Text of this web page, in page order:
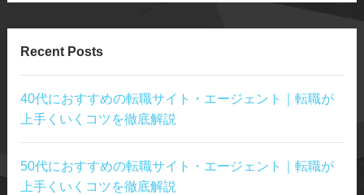
Recent Posts
40代におすすめの転職サイト・エージェント｜転職が
上手くいくコツを徹底解説
50代におすすめの転職サイト・エージェント｜転職が
上手くいくコツを徹底解説